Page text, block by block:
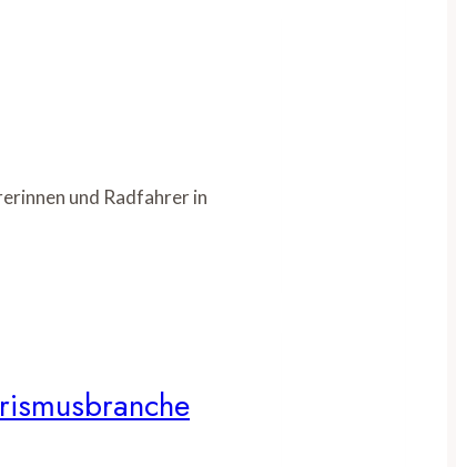
und Radfahrer in